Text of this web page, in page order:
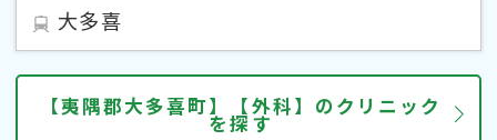
大多喜
【夷隅郡大多喜町】【外科】のクリニック
を探す